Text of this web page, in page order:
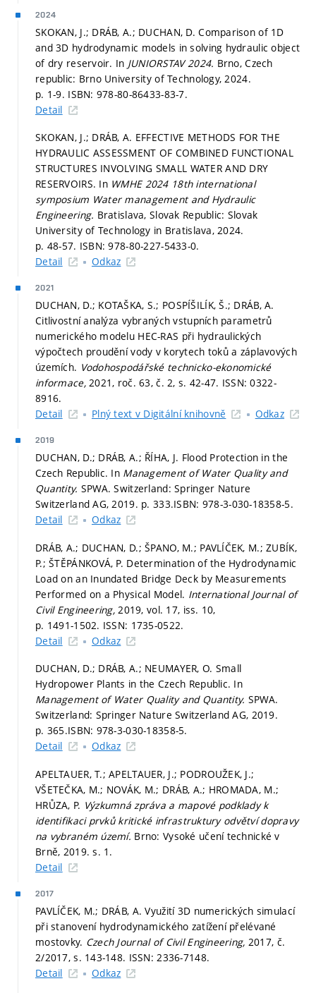
2024
SKOKAN, J.; DRÁB, A.; DUCHAN, D. Comparison of 1D
and 3D hydrodynamic models in solving hydraulic object
of dry reservoir. In JUNIORSTAV 2024. Brno, Czech
republic: Brno University of Technology, 2024.
p. 1-9. ISBN: 978-80-86433-83-7.
Detail
SKOKAN, J.; DRÁB, A. EFFECTIVE METHODS FOR THE
HYDRAULIC ASSESSMENT OF COMBINED FUNCTIONAL
STRUCTURES INVOLVING SMALL WATER AND DRY
RESERVOIRS. In WMHE 2024 18th international
symposium Water management and Hydraulic
Engineering. Bratislava, Slovak Republic: Slovak
University of Technology in Bratislava, 2024.
p. 48-57. ISBN: 978-80-227-5433-0.
Detail
Odkaz
2021
DUCHAN, D.; KOTAŠKA, S.; POSPÍŠILÍK, Š.; DRÁB, A.
Citlivostní analýza vybraných vstupních parametrů
numerického modelu HEC-RAS při hydraulických
výpočtech proudění vody v korytech toků a záplavových
územích. Vodohospodářské technicko-ekonomické
informace,2021, roč. 63, č. 2, s. 42-47. ISSN: 0322-
8916.
Detail
Plný text v Digitální knihovně Odkaz
2019
DUCHAN, D.; DRÁB, A.; ŘÍHA, J. Flood Protection in the
Czech Republic. In Management of Water Quality and
Quantity. SPWA. Switzerland: Springer Nature
Switzerland AG, 2019. p. 333.ISBN: 978-3-030-18358-5.
Detail
Odkaz
DRÁB, A.; DUCHAN, D.; ŠPANO, M.; PAVLÍČEK, M.; ZUBÍK,
P.; ŠTĚPÁNKOVÁ, P. Determination of the Hydrodynamic
Load on an Inundated Bridge Deck by Measurements
Performed on a Physical Model. International Journal of
Civil Engineering, 2019, vol. 17, iss. 10,
p. 1491-1502. ISSN: 1735-0522.
Detail
Odkaz
DUCHAN, D.; DRÁB, A.; NEUMAYER, O. Small
Hydropower Plants in the Czech Republic. In
Management of Water Quality and Quantity. SPWA.
Switzerland: Springer Nature Switzerland AG, 2019.
p. 365.ISBN: 978-3-030-18358-5.
Detail
Odkaz
APELTAUER, T.; APELTAUER, J.; PODROUŽEK, J.;
VŠETEČKA, M.; NOVÁK, M.; DRÁB, A.; HROMADA, M.;
HRŮZA, P. Výzkumná zpráva a mapové podklady k
identifikaci prvků kritické infrastruktury odvětví dopravy
na vybraném území. Brno: Vysoké učení technické v
Brně, 2019.s. 1.
Detail
2017
PAVLÍČEK, M.; DRÁB, A. Využití 3D numerických simulací
při stanovení hydrodynamického zatížení přelévané
mostovky. Czech Journal of Civil Engineering, 2017, č.
2/2017,s. 143-148. ISSN: 2336-7148.
Detail
Odkaz